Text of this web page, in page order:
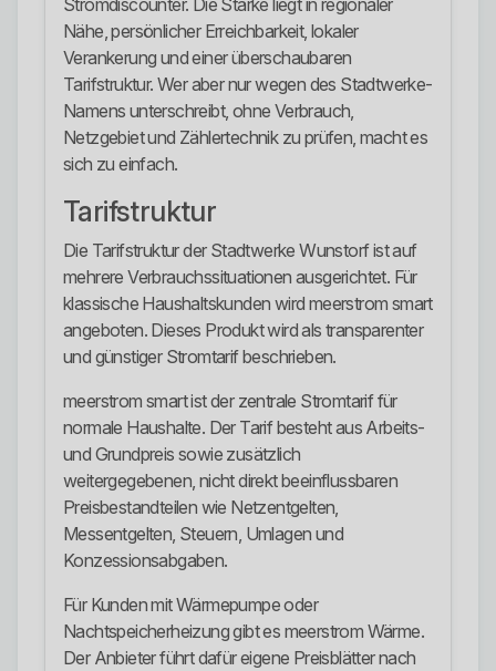
Stromdiscounter. Die Stärke liegt in regionaler
Nähe, persönlicher Erreichbarkeit, lokaler
Verankerung und einer überschaubaren
Tarifstruktur. Wer aber nur wegen des Stadtwerke-
Namens unterschreibt, ohne Verbrauch,
Netzgebiet und Zählertechnik zu prüfen, macht es
sich zu einfach.
Tarifstruktur
Die Tarifstruktur der Stadtwerke Wunstorf ist auf
mehrere Verbrauchssituationen ausgerichtet. Für
klassische Haushaltskunden wird meerstrom smart
angeboten. Dieses Produkt wird als transparenter
und günstiger Stromtarif beschrieben.
meerstrom smart ist der zentrale Stromtarif für
normale Haushalte. Der Tarif besteht aus Arbeits-
und Grundpreis sowie zusätzlich
weitergegebenen, nicht direkt beeinflussbaren
Preisbestandteilen wie Netzentgelten,
Messentgelten, Steuern, Umlagen und
Konzessionsabgaben.
Für Kunden mit Wärmepumpe oder
Nachtspeicherheizung gibt es meerstrom Wärme.
Der Anbieter führt dafür eigene Preisblätter nach